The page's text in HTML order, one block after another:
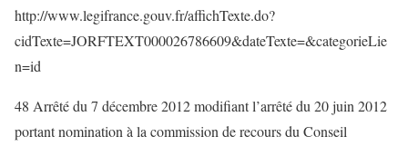
http://www.legifrance.gouv.fr/affichTexte.do?
cidTexte=JORFTEXT000026786609&dateTexte=&categorieLie
n=id
48 Arrêté du 7 décembre 2012 modifiant l’arrêté du 20 juin 2012
portant nomination à la commission de recours du Conseil